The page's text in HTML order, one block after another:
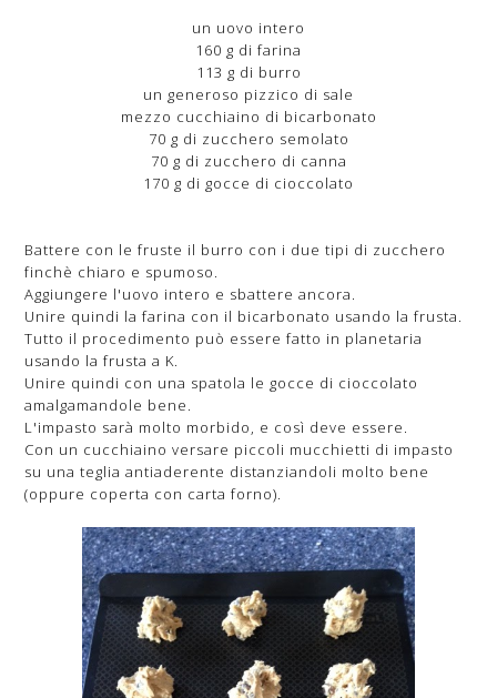
un uovo intero
160 g di farina
113 g di burro
un generoso pizzico di sale
mezzo cucchiaino di bicarbonato
70 g di zucchero semolato
70 g di zucchero di canna
170 g di gocce di cioccolato
Battere con le fruste il burro con i due tipi di zucchero
finchè chiaro e spumoso.
Aggiungere l'uovo intero e sbattere ancora.
Unire quindi la farina con il bicarbonato usando la frusta.
Tutto il procedimento può essere fatto in planetaria
usando la frusta a K.
Unire quindi con una spatola le gocce di cioccolato
amalgamandole bene.
L'impasto sarà molto morbido, e così deve essere.
Con un cucchiaino versare piccoli mucchietti di impasto
su una teglia antiaderente distanziandoli molto bene
(oppure coperta con carta forno).